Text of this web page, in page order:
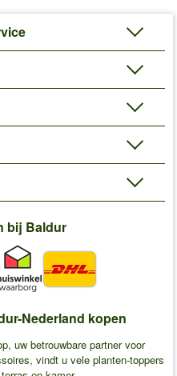
bij Baldur
Nederland kopen
uw betrouwbare partner voor
vindt u vele planten-toppers